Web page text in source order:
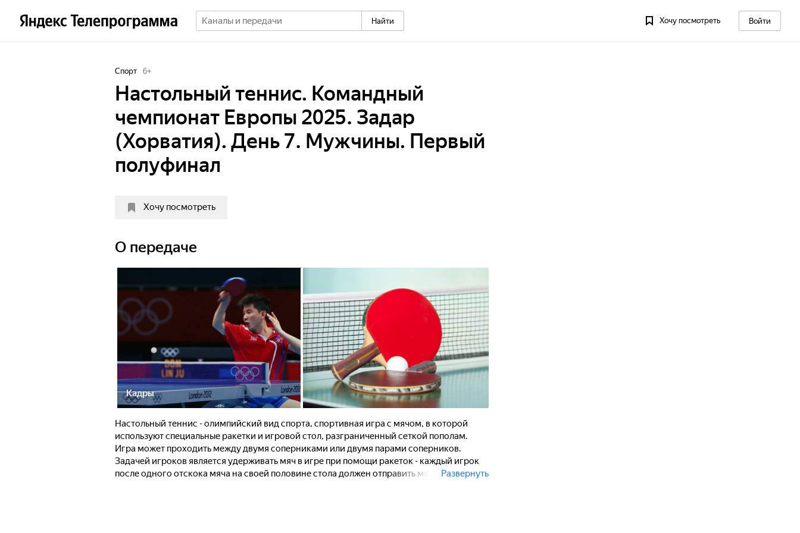
Найти Хочу посмотреть Войти
Спорт 6+
Настольный теннис. Командный
чемпионат Европы 2025. Задар
(Хорватия). День 7. Мужчины. Первый
полуфинал
Хочу посмотреть
О передаче
Кадры
Настольный теннис - олимпийский вид спорта, спортивная игра с мячом, в которой
используют специальные ракетки и игровой стол, разграниченный сеткой пополам.
Игра может проходить между двумя соперниками или двумя парами соперников.
Задачей игроков является удерживать мяч в игре при помощи ракеток - каждый игрок
после одного отскока мяча на своей половине стола должен отправить мяч на половину
Развернуть